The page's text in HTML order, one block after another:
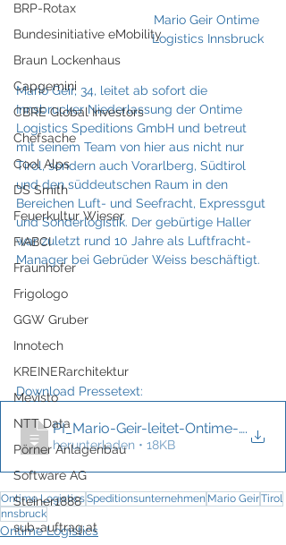
BRP-Rotax
Bundesinitiative eMobility
Braun Lockenhaus
Capgemini
CBRE Global Investors
Chefsache
Cool Alps
DS Smith
Feuerkultur Wieser
FIABCI
Fraunhofer
Frigologo
GGW Gruber
Innotech
KREINERarchitektur
Mevisto
NTT Data
Pörner Anlagenbau
Software AG
Steiner1888
sub-auftrag.at
Mario Geir Ontime
Logistics Innsbruck
Mario Geir, 34, leitet ab sofort die
Innsbrucker Niederlassung der Ontime
Logistics Speditions GmbH und betreut
mit seinem Team von hier aus nicht nur
Tirol, sondern auch Vorarlberg, Südtirol
und den süddeutschen Raum in den
Bereichen Luft- und Seefracht, Expressgut
und Sonderlogistik. Der gebürtige Haller
war zuletzt rund 10 Jahre als Luftfracht-
Manager bei Gebrüder Weiss beschäftigt.
Download Pressetext:
PI_Mario-Geir-leitet-Ontime- .
herunterladen • 18KB
Ontime LogisticsSpeditionsunternehmen Mario GeirTirol
nnsbruck
Ontime Logistics